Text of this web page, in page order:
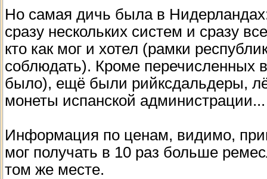
Но самая дичь была в
сразу нескольких систем и сразу
кто как мог и хотел (рамки
соблюдать). Кроме перечисленных
было), ещё были рийксдальдеры,
монеты испанской
Информация по ценам, видимо,
мог получать в 10 раз больше
том же месте.